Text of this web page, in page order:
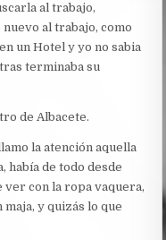
al trabajo,
al trabajo, como
un Hotel y yo no sabia
terminaba su
de Albacete.
la atención aquella
había de todo desde
ver con la ropa vaquera,
y quizás lo que